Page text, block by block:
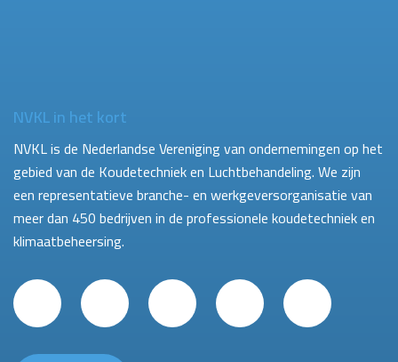
NVKL in het kort
NVKL is de Nederlandse Vereniging van ondernemingen op het
gebied van de Koudetechniek en Luchtbehandeling. We zijn
een representatieve branche- en werkgeversorganisatie van
meer dan 450 bedrijven in de professionele koudetechniek en
klimaatbeheersing.